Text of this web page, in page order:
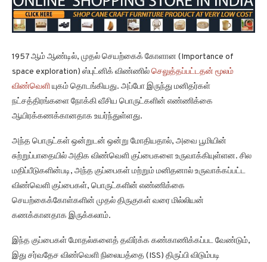
1957 ஆம் ஆண்டில், முதல் செயற்கைக் கோளான (Importance of
space exploration) ஸ்புட்னிக் விண்ணில்செலுத்தப்பட்டதன் மூலம்
விண்வெளியுகம் தொடங்கியது. அப்போ இருந்து மனிதர்கள்
நட்சத்திரங்களை நோக்கி வீசிய பொருட்களின் எண்ணிக்கை
ஆயிரக்கணக்கானதாக உயர்ந்துள்ளது.
அந்த பொருட்கள் ஒன்றுடன் ஒன்று மோதியதால், அவை பூமியின்
சுற்றுப்பாதையில் அதிக விண்வெளி குப்பைகளை உருவாக்கியுள்ளன. சில
மதிப்பீடுகளின்படி, அந்த குப்பைகள் மற்றும் மனிதனால் உருவாக்கப்பட்ட
விண்வெளி குப்பைகள், பொருட்களின் எண்ணிக்கை
செயற்கைக்கோள்களின் முதல் திருகுகள் வரை மில்லியன்
கணக்கானதாக இருக்கலாம்.
இந்த குப்பைகள் மோதல்களைத் தவிர்க்க கண்காணிக்கப்பட வேண்டும்,
இது சர்வதேச விண்வெளி நிலையத்தை (ISS) திருப்பி விடும்படி